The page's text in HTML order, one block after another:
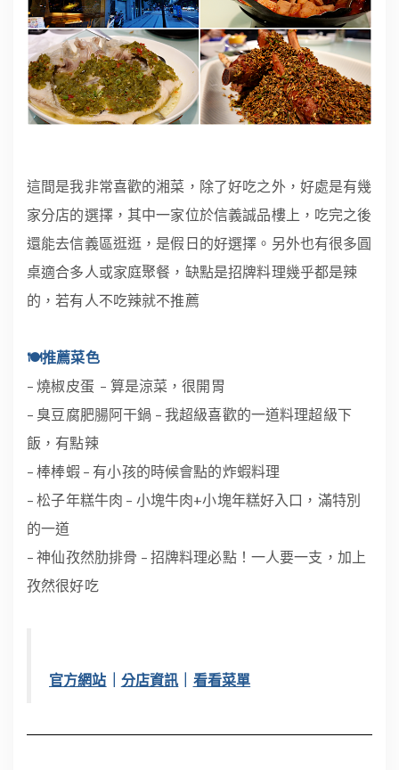
這間是我非常喜歡的湘菜，除了好吃之外，好處是有幾
家分店的選擇，其中一家位於信義誠品樓上，吃完之後
還能去信義區逛逛，是假日的好選擇。另外也有很多圓
桌適合多人或家庭聚餐，缺點是招牌料理幾乎都是辣
的，若有人不吃辣就不推薦
🍽推薦菜色
– 燒椒皮蛋 – 算是涼菜，很開胃
– 臭豆腐肥腸阿干鍋 – 我超級喜歡的一道料理超級下
飯，有點辣
– 棒棒蝦 – 有小孩的時候會點的炸蝦料理
– 松子年糕牛肉 – 小塊牛肉+小塊年糕好入口，滿特別
的一道
– 神仙孜然肋排骨 – 招牌料理必點！一人要一支，加上
孜然很好吃
官方網站 分店資訊 看看菜單